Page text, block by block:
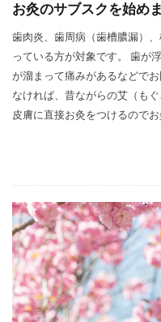
お灸のサブスクを始め
歯肉炎、歯周病（歯槽膿漏）
っている方が対象です。 歯が
が溜まって痛みがあるなどで
なければ、昔ながらの艾（も
皮膚に直接お灸をつけるので